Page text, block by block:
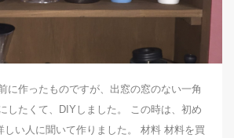
に作ったものですが、出窓の窓のない一角
したくて、DIYしました。 この時は、初め
しい人に聞いて作りました。 材料 材料を買